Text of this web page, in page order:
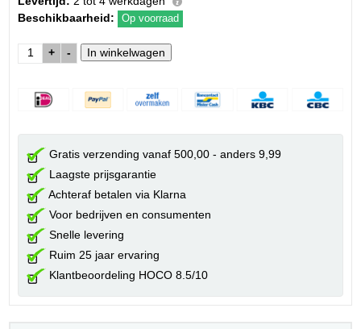
Beschikbaarheid:
Op voorraad
+ -
Gratis verzending vanaf 500,00 - anders 9,99
Laagste prijsgarantie
Achteraf betalen via Klarna
Voor bedrijven en consumenten
Snelle levering
Ruim 25 jaar ervaring
Klantbeoordeling HOCO 8.5/10